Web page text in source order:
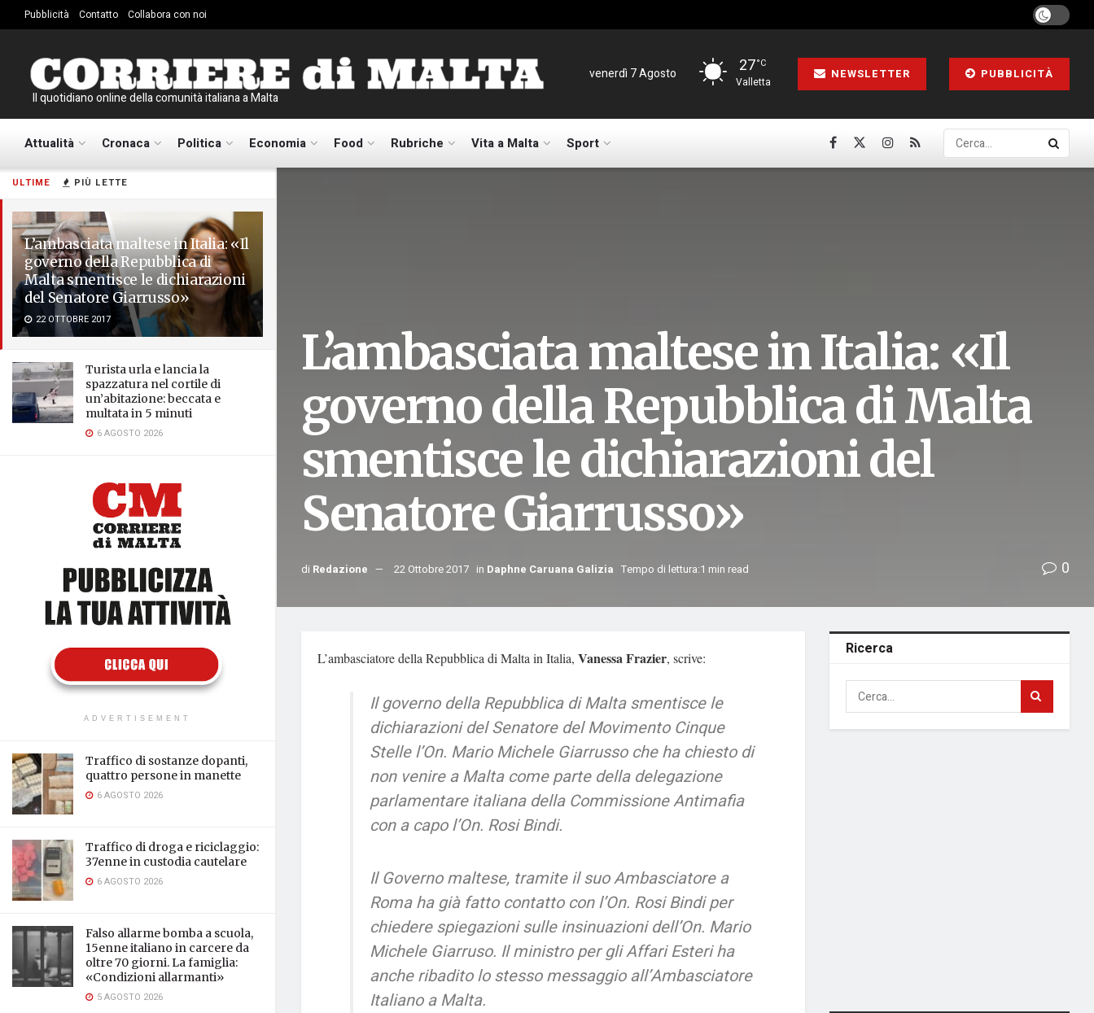
ULTIME PIÙ LETTE
L’ambasciata maltese in Italia: «Il
governo della Repubblica di
Malta smentisce le dichiarazioni
del Senatore Giarrusso»
22 OTTOBRE 2017
Turista urla e lancia la
spazzatura nel cortile di
un’abitazione: beccata e
multata in 5 minuti
6 AGOSTO 2026
ADVERTISEMENT
Traffico di sostanze dopanti,
quattro persone in manette
6 AGOSTO 2026
Traffico di droga e riciclaggio:
37enne in custodia cautelare
6 AGOSTO 2026
Falso allarme bomba a scuola,
15enne italiano in carcere da
oltre 70 giorni. La famiglia:
«Condizioni allarmanti»
5 AGOSTO 2026
Pubblicità Contatto Collabora con noi
Il quotidiano online della comunità italiana a Malta
venerdì 7 Agosto 27°C
Valletta
NEWSLETTER PUBBLICITÀ
Attualità Cronaca Politica Economia Food Rubriche Vita a Malta Sport
L’ambasciata maltese in Italia: «Il
governo della Repubblica di Malta
smentisce le dichiarazioni del
Senatore Giarrusso»
di Redazione 22 Ottobre 2017 in Daphne Caruana Galizia Tempo di lettura:1 min read 0
L’ambasciatore della Repubblica di Malta in Italia, Vanessa Frazier, scrive:
Il governo della Repubblica di Malta smentisce le
dichiarazioni del Senatore del Movimento Cinque
Stelle l’On. Mario Michele Giarrusso che ha chiesto di
non venire a Malta come parte della delegazione
parlamentare italiana della Commissione Antimafia
con a capo l’On. Rosi Bindi.
Il Governo maltese, tramite il suo Ambasciatore a
Roma ha già fatto contatto con l’On. Rosi Bindi per
chiedere spiegazioni sulle insinuazioni dell’On. Mario
Michele Giarruso. Il ministro per gli Affari Esteri ha
anche ribadito lo stesso messaggio all’Ambasciatore
Italiano a Malta.
Ricerca